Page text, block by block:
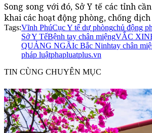
Song song với đó, Sở Y tế các tỉnh
khai các hoạt động phòng, chống
Tags:Vĩnh PhúCục Y tế dự phòngchủ động
Sở Y TếBệnh tay chân miệngVẮC XIN
QUẢNG NGÃIc Bắc Ninhtay chân
pháp luậtphapluatplus.vn
TIN CÙNG CHUYÊN MỤC